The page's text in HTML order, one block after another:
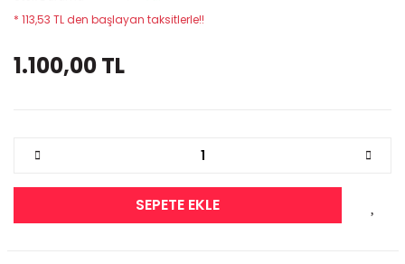
* 113,53 TL den başlayan taksitlerle!!
1.100,00 TL
SEPETE EKLE